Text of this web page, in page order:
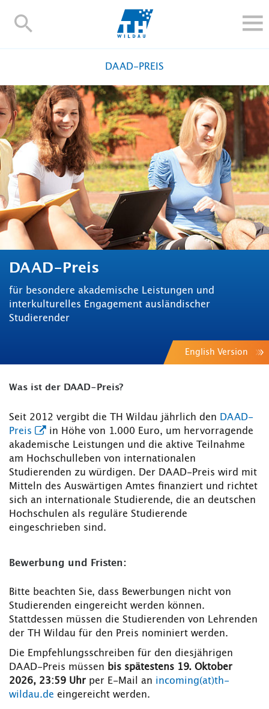
TH-
FORSCHUNG UND TRANSFER
ALUMNI
HOCHSCHULE
INTERNATIONAL
BESCHÄFTIGTE
Blogs Kontakt und Anfahrt Webmail Moodle
TH Online-Portal Personensuche English
DAAD-PREIS
DAAD-Preis
für besondere akademische Leistungen und
interkulturelles Engagement ausländischer
Studierender
English Version
Was ist der DAAD-Preis?
Seit 2012 vergibt die TH Wildau jährlich den DAAD-
Preis
in Höhe von 1.000 Euro, um hervorragende
akademische Leistungen und die aktive Teilnahme
am Hochschulleben von internationalen
Studierenden zu würdigen. Der DAAD-Preis wird mit
Mitteln des Auswärtigen Amtes finanziert und richtet
sich an internationale Studierende, die an deutschen
Hochschulen als reguläre Studierende
eingeschrieben sind.
Bewerbung und Fristen:
Bitte beachten Sie, dass Bewerbungen nicht von
Studierenden eingereicht werden können.
Stattdessen müssen die Studierenden von Lehrenden
der TH Wildau für den Preis nominiert werden.
Die Empfehlungsschreiben für den diesjährigen
DAAD-Preis müssen bis spätestens 19. Oktober
2026, 23:59 Uhr per E-Mail an incoming(at)th-
wildau.de eingereicht werden.